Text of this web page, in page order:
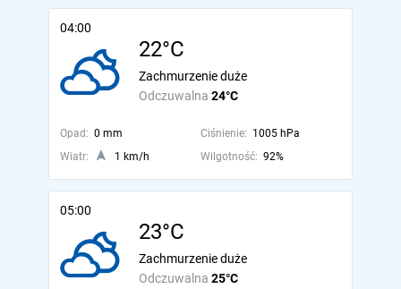
04:00
22°C
Odczuwalna 24°C
Zachmurzenie duże
Opad: 0 mm Ciśnienie: 1005 hPa
Wiatr:
1 km/h Wilgotność: 92%
05:00
23°C
Odczuwalna 25°C
Zachmurzenie duże